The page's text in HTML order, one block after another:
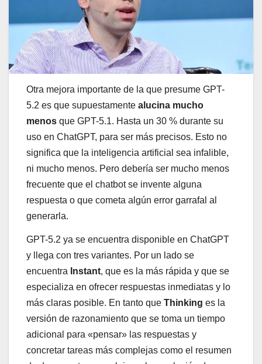
Otra mejora importante de la que presume GPT-
5.2 es que supuestamente alucina mucho
menos que GPT-5.1. Hasta un 30 % durante su
uso en ChatGPT, para ser más precisos. Esto no
significa que la inteligencia artificial sea infalible,
ni mucho menos. Pero debería ser mucho menos
frecuente que el chatbot se invente alguna
respuesta o que cometa algún error garrafal al
generarla.
GPT-5.2 ya se encuentra disponible en ChatGPT
y llega con tres variantes. Por un lado se
encuentra Instant, que es la más rápida y que se
especializa en ofrecer respuestas inmediatas y lo
más claras posible. En tanto que Thinking es la
versión de razonamiento que se toma un tiempo
adicional para «pensar» las respuestas y
concretar tareas más complejas como el resumen